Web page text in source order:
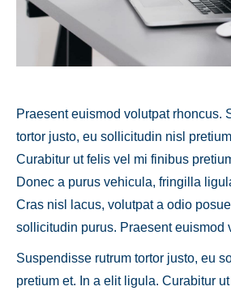
Praesent euismod volutpat rhoncus.
tortor justo, eu sollicitudin nisl
Curabitur ut felis vel mi finibus
Donec a purus vehicula, fringilla
Cras nisl lacus, volutpat a odio
sollicitudin purus. Praesent euismod
Suspendisse rutrum tortor justo, eu
pretium et. In a elit ligula. Curabitur